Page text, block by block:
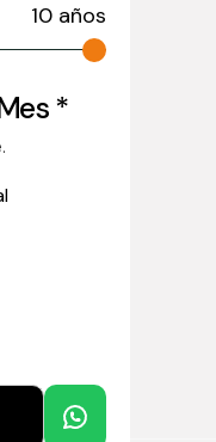
10 años
*